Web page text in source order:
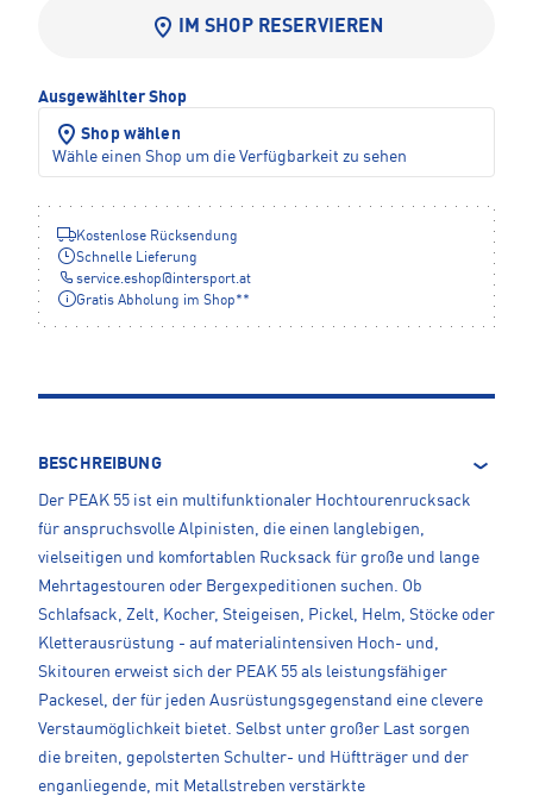
IM SHOP RESERVIEREN
Ausgewählter Shop
Shop wählen
Wähle einen Shop um die Verfügbarkeit zu sehen
Kostenlose Rücksendung
Schnelle Lieferung
service.eshop@intersport.at
Gratis Abholung im Shop**
BESCHREIBUNG
Der PEAK 55 ist ein multifunktionaler Hochtourenrucksack
für anspruchsvolle Alpinisten, die einen langlebigen,
vielseitigen und komfortablen Rucksack für große und lange
Mehrtagestouren oder Bergexpeditionen suchen. Ob
Schlafsack, Zelt, Kocher, Steigeisen, Pickel, Helm, Stöcke oder
Kletterausrüstung - auf materialintensiven Hoch- und,
Skitouren erweist sich der PEAK 55 als leistungsfähiger
Packesel, der für jeden Ausrüstungsgegenstand eine clevere
Verstaumöglichkeit bietet. Selbst unter großer Last sorgen
die breiten, gepolsterten Schulter- und Hüftträger und der
enganliegende, mit Metallstreben verstärkte